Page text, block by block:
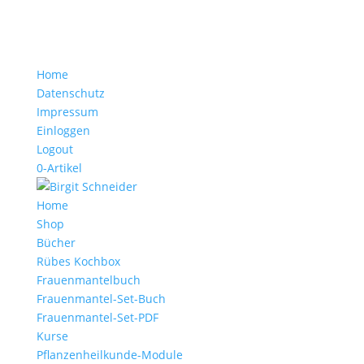
Home
Datenschutz
Impressum
Einloggen
Logout
0-Artikel
Home
Shop
Bücher
Rübes Kochbox
Frauenmantelbuch
Frauenmantel-Set-Buch
Frauenmantel-Set-PDF
Kurse
Pflanzenheilkunde-Module